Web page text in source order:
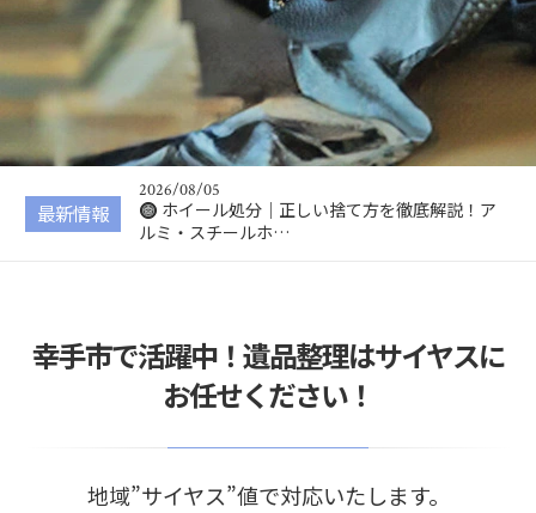
最新情報
解説！無料で処分…
2026/08/07
防草シート処分｜正しい捨て方を徹底解説！
無料で処分する方…
2026/08/06
キックボード処分｜正しい捨て方を徹底解
説！電動キックボー…
2026/08/05
ホイール処分｜正しい捨て方を徹底解説！ア
ルミ・スチールホ…
2026/08/03
コーヒーメーカー処分｜正しい捨て方を徹底
解説！無料で処分…
2026/08/07
無料で処分する方…
幸手市で活躍中！遺品整理はサイヤスに
お任せください！
地域”サイヤス”値で対応いたします。